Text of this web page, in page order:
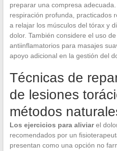
preparar una compresa
respiración profunda, practicados
a relajar los músculos del tórax y
dolor. También considere el uso
antiinflamatorios para masajes
apoyo adicional en la gestión del
Técnicas de
de lesiones
métodos
Los ejercicios para aliviarel
recomendados por un
presentan como una opción no